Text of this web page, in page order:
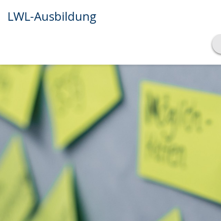
Transkript anzeigen
Abspielen
Pausieren
LWL-Ausbildung